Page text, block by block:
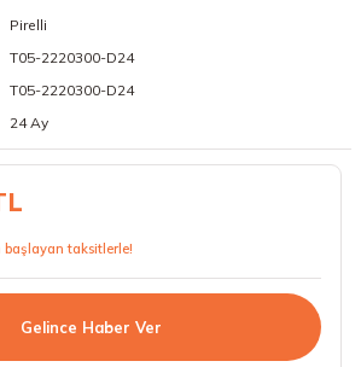
19 Lastikler
20 Lastikler
23 Lastikler
Pirelli
T05-2220300-D24
T05-2220300-D24
24 Ay
taksitlerle!
Gelince Haber Ver